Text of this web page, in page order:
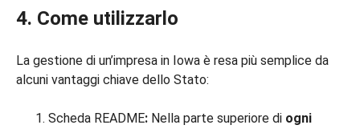
4. Come utilizzarlo
La gestione di un’impresa in Iowa è resa più semplice da
alcuni vantaggi chiave dello Stato:
Scheda README: Nella parte superiore di ogni